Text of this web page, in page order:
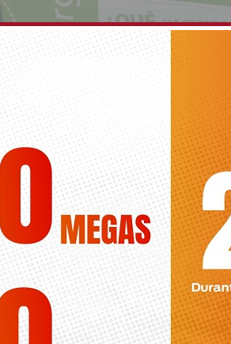
usada para fines sociales
ambiente evitando la emisión de ocho